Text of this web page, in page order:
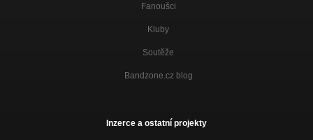
Fanoušci
Kluby
Soutěže
Bandzone.cz blog
Inzerce a ostatní projekty